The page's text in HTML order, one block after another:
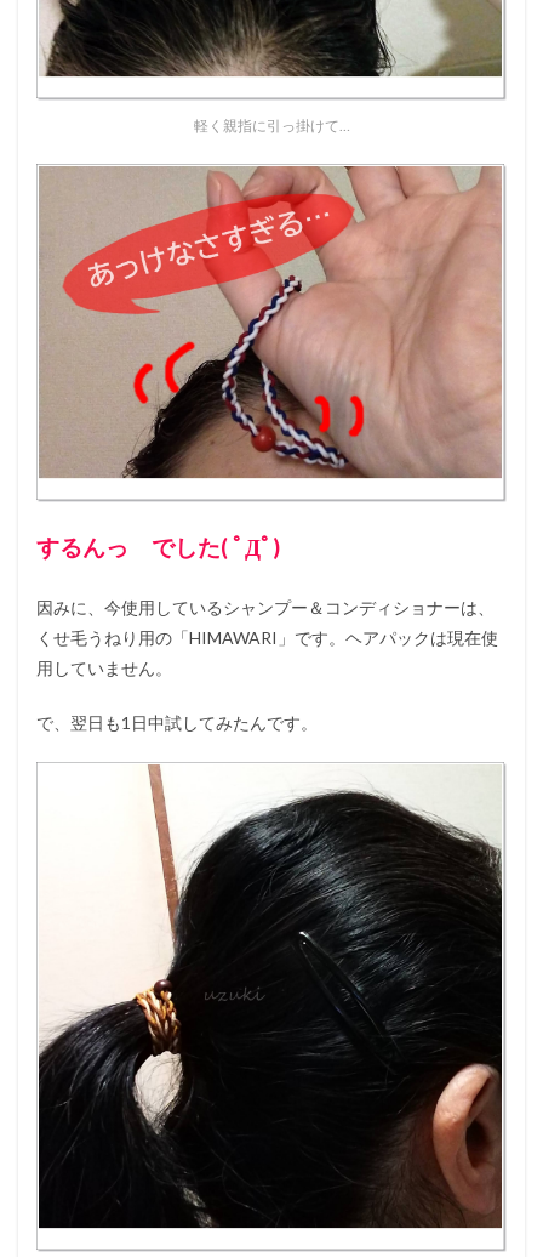
軽く親指に引っ掛けて…
するんっ でした( ﾟДﾟ)
因みに、今使用しているシャンプー＆コンディショナーは、
くせ毛うねり用の「HIMAWARI」です。ヘアパックは現在使
用していません。
で、翌日も1日中試してみたんです。